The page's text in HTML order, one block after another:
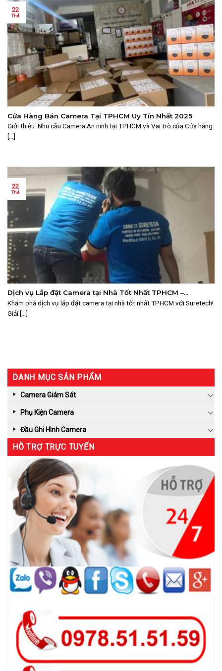
Cửa Hàng Bán Camera Tại TPHCM Uy Tín Nhất 2025
Giới thiệu: Nhu cầu Camera An ninh tại TPHCM và Vai trò của Cửa hàng
[...]
22
Th4
Dịch vụ Lắp đặt Camera tại Nhà Tốt Nhất TPHCM –
Suretech Đồng Hành Cùng An Ninh Doanh Nghiệp
Khám phá dịch vụ lắp đặt camera tại nhà tốt nhất TPHCM với Suretech!
Giải [...]
22
Th4
DANH MỤC SẢN PHẨM
Camera Giám Sát
Phụ Kiện Camera
Đầu Ghi Hình Camera
HỖ TRỢ TRỰC TUYẾN